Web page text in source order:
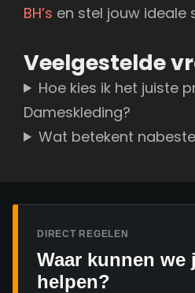
BH’s en stel jouw
Veelgestelde
Hoe kies ik het juiste
Dameskleding?
Wat betekent
DIRECT REGELEN
Waar kunnen we
helpen?